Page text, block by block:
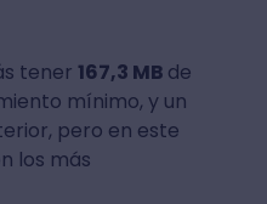
tener 167,3 MB de
mínimo, y un
pero en este
los más